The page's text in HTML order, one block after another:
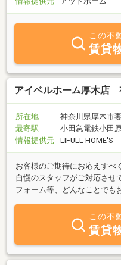
この不
賃貸
アイベルホーム厚木店
所在地
神奈川県厚木市
最寄駅
小田急電鉄小田
情報提供元
LIFULL HOME'S
お客様のご期待にお応えすべ
自慢のスタッフがご対応させ
フォーム等、どんなことでも
この不
賃貸